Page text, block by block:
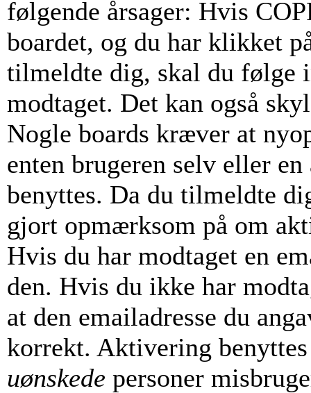
følgende årsager: Hvis
boardet, og du har klikket
tilmeldte dig, skal du følge
modtaget. Det kan også
Nogle boards kræver at
enten brugeren selv eller
benyttes. Da du tilmeldte
gjort opmærksom på om
Hvis du har modtaget en
den. Hvis du ikke har
at den emailadresse du
korrekt. Aktivering
uønskede personer